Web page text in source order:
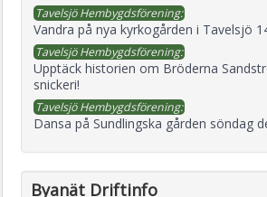
Tavelsjö Hembygdsförening:
Vandra på nya kyrkogården i Tavelsjö
Tavelsjö Hembygdsförening:
Upptäck historien om Bröderna
snickeri!
Tavelsjö Hembygdsförening:
Dansa på Sundlingska gården söndag
Byanät Driftinfo